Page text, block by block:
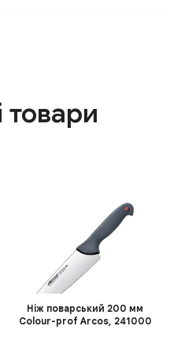
товари
Ніж поварський 200 мм
Сolour-prof Arcos, 241000